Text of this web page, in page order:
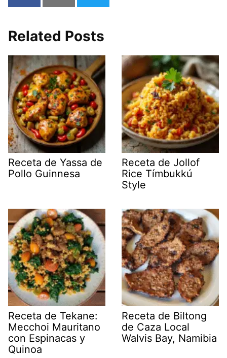
Related Posts
Receta de Yassa de
Pollo Guinnesa
Receta de Jollof
Rice Tímbukkú
Style
Receta de Tekane:
Mecchoi Mauritano
con Espinacas y
Quinoa
Receta de Biltong
de Caza Local
Walvis Bay, Namibia